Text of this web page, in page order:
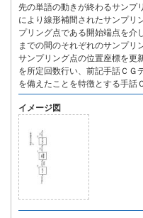
先の単語の動きが終わるサンプ
により線形補間されたサンプリ
プリング点である開始端点を介
までの間のそれぞれのサンプリ
サンプリング点の位置座標を更
を所定回数行い、前記手話ＣＧ
を備えたことを特徴とする手話
イメージ図